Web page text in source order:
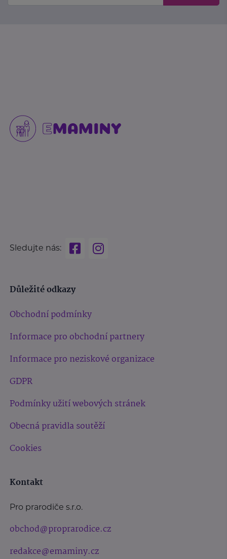
Sledujte nás:
Důležité odkazy
Obchodní podmínky
Informace pro obchodní partnery
Informace pro neziskové organizace
GDPR
Podmínky užití webových stránek
Obecná pravidla soutěží
Cookies
Kontakt
Pro prarodiče s.r.o.
obchod@proprarodice.cz
redakce@emaminy.cz